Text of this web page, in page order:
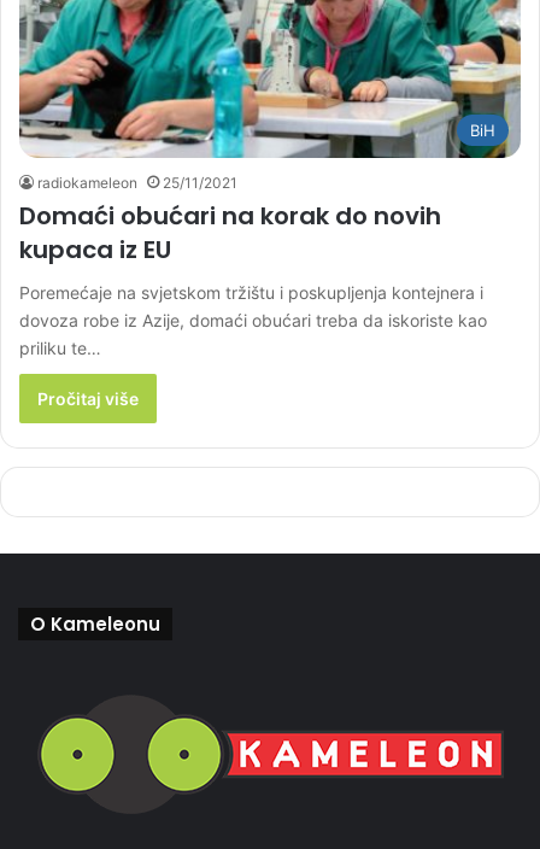
BiH
radiokameleon 25/11/2021
Domaći obućari na korak do novih
kupaca iz EU
Poremećaje na svjetskom tržištu i poskupljenja kontejnera i
dovoza robe iz Azije, domaći obućari treba da iskoriste kao
priliku te…
Pročitaj više
O Kameleonu